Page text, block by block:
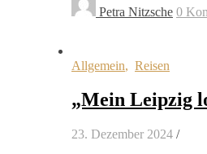
Petra Nitzsche 0
Allgemein, Reisen
„Mein Leipzig
23. Dezember 2024 /